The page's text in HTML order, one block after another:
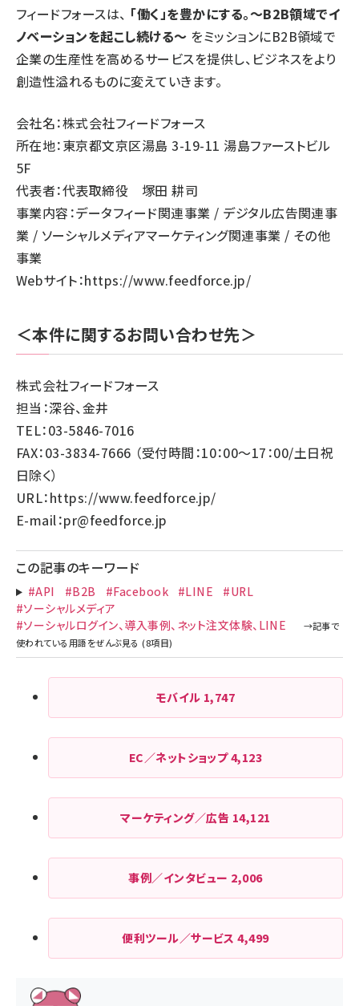
フィードフォースは、 「働く」を豊かにする。～B2B領域でイ
ノベーションを起こし続ける～ をミッションにB2B領域で
企業の生産性を高めるサービスを提供し、ビジネスをより
創造性溢れるものに変えていきます。
会社名：株式会社フィードフォース
所在地：東京都文京区湯島 3-19-11 湯島ファーストビル
5F
代表者：代表取締役 塚田 耕司
事業内容：データフィード関連事業 / デジタル広告関連事
業 / ソーシャルメディアマーケティング関連事業 / その他
事業
Webサイト：https://www.feedforce.jp/
＜本件に関するお問い合わせ先＞
株式会社フィードフォース
担当：深谷、金井
TEL：03-5846-7016
FAX：03-3834-7666 （受付時間：10：00～17：00/土日祝
日除く）
URL：https://www.feedforce.jp/
E-mail：pr@feedforce.jp
この記事のキーワード
#API #B2B #Facebook #LINE
#URL
#ソーシャルメディア
#ソーシャルログイン、導入事例、ネット注文体験、LINE
モバイル 1,747
EC／ネットショップ4,123
マーケティング／広告 14,121
事例／インタビュー 2,006
便利ツール／サービス4,499